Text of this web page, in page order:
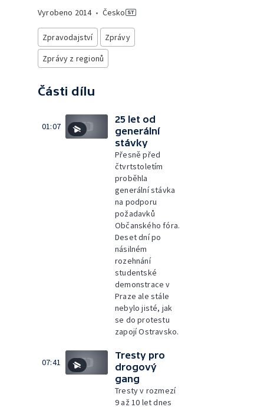
Vyrobeno 2014• Česko
Zpravodajství
Zprávy
Zprávy z regionů
Části dílu
01:07
25 let od
generální
stávky
Přesně před
čtvrtstoletím
proběhla
generální stávka
na podporu
požadavků
Občanského fóra.
Deset dní po
násilném
rozehnání
studentské
demonstrace v
Praze ale stále
nebylo jisté, jak
se do protestu
zapojí Ostravsko.
07:41
Tresty pro
drogový
gang
Tresty v rozmezí
9 až 10 let dnes